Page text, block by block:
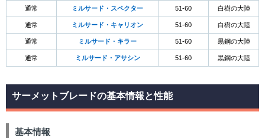
通常 ミルサード・スペクター 51-60 白樹の大陸
通常 ミルサード・キャリオン 51-60 白樹の大陸
通常 ミルサード・キラー 51-60 黒鋼の大陸
通常 ミルサード・アサシン 51-60 黒鋼の大陸
サーメットブレードの基本情報と性能
基本情報